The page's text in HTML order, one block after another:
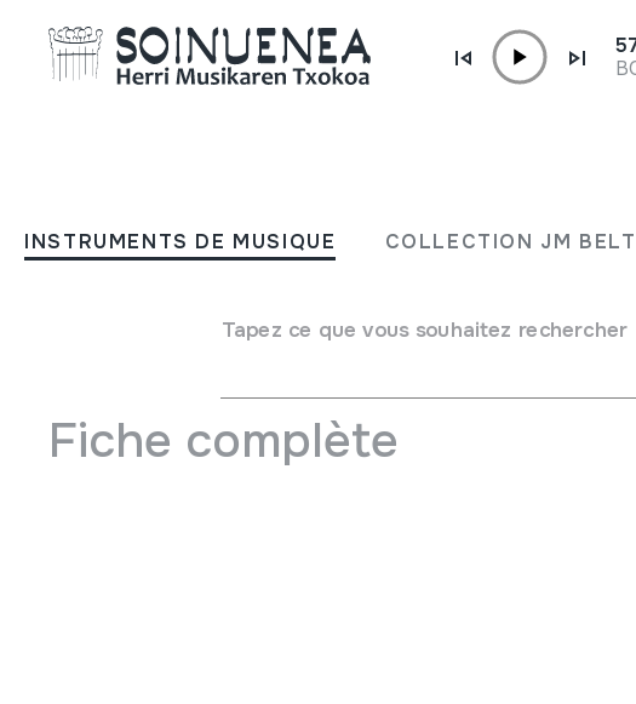
INSTRUMENTS DE MUSIQUE COLLECTION JM
Tapez ce que vous souhaitez rechercher
Txinako soinu-tresnak
Egilea: Julio Abascal
Fiche complète